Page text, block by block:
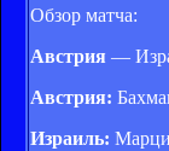
Обзор матча:
Австрия —
Австрия:
Израиль: